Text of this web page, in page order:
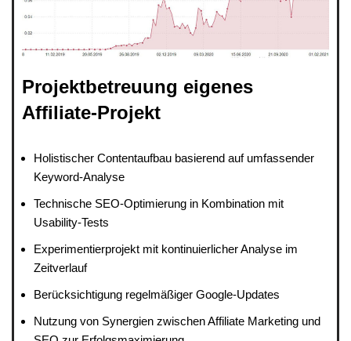
Projektbetreuung eigenes
Affiliate-Projekt
Holistischer Contentaufbau basierend auf umfassender
Keyword-Analyse
Technische SEO-Optimierung in Kombination mit
Usability-Tests
Experimentierprojekt mit kontinuierlicher Analyse im
Zeitverlauf
Berücksichtigung regelmäßiger Google-Updates
Nutzung von Synergien zwischen Affiliate Marketing und